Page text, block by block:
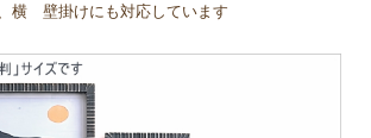
横 壁掛けにも対応しています